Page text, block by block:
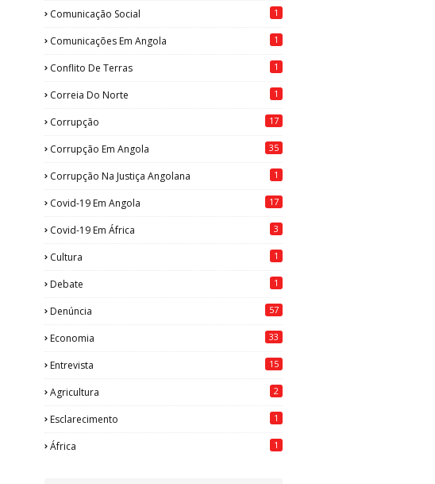
Comunicação Social 1
Comunicações Em Angola 1
Conflito De Terras 1
Correia Do Norte 1
Corrupção 17
Corrupção Em Angola 35
Corrupção Na Justiça Angolana 1
Covid-19 Em Angola 17
Covid-19 Em África 3
Cultura 1
Debate 1
Denúncia 57
Economia 33
Entrevista 15
Agricultura 2
Esclarecimento 1
África 1